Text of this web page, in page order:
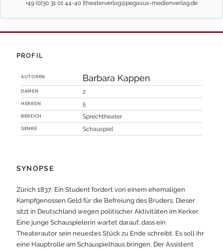
+49 (0)30 31 01 44-40 |theaterverlag@pegasus-medienverlag.de
PROFIL
AUTOREN Barbara Kappen
DAMEN 2
HERREN 5
BEREICH Sprechtheater
GENRE Schauspiel
SYNOPSE
Zürich 1837: Ein Student fordert von einem ehemaligen
Kampfgenossen Geld für die Befreiung des Bruders. Dieser
sitzt in Deutschland wegen politischer Aktivitäten im Kerker.
Eine junge Schauspielerin wartet darauf, dass ein
Theaterautor sein neuestes Stück zu Ende schreibt. Es soll ihr
eine Hauptrolle am Schauspielhaus bringen. Der Assistent